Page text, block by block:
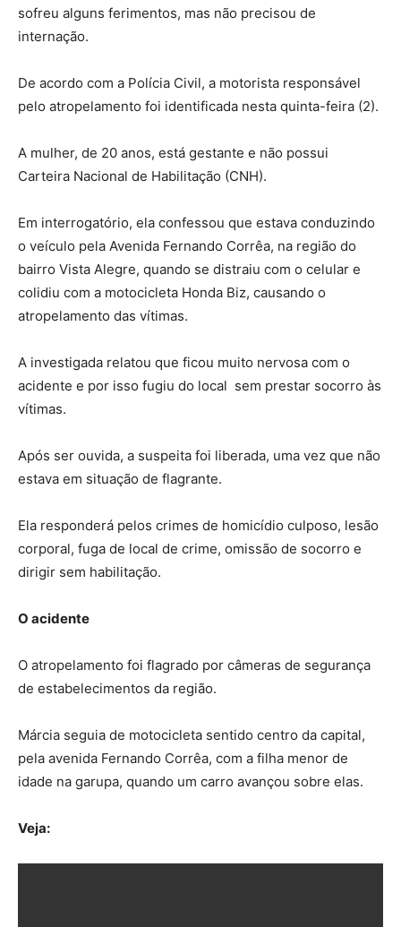
sofreu alguns ferimentos, mas não precisou de
internação.
De acordo com a Polícia Civil, a motorista responsável
pelo atropelamento foi identificada nesta quinta-feira (2).
A mulher, de 20 anos, está gestante e não possui
Carteira Nacional de Habilitação (CNH).
Em interrogatório, ela confessou que estava conduzindo
o veículo pela Avenida Fernando Corrêa, na região do
bairro Vista Alegre, quando se distraiu com o celular e
colidiu com a motocicleta Honda Biz, causando o
atropelamento das vítimas.
A investigada relatou que ficou muito nervosa com o
acidente e por isso fugiu do local sem prestar socorro às
vítimas.
Após ser ouvida, a suspeita foi liberada, uma vez que não
estava em situação de flagrante.
Ela responderá pelos crimes de homicídio culposo, lesão
corporal, fuga de local de crime, omissão de socorro e
dirigir sem habilitação.
O acidente
O atropelamento foi flagrado por câmeras de segurança
de estabelecimentos da região.
Márcia seguia de motocicleta sentido centro da capital,
pela avenida Fernando Corrêa, com a filha menor de
idade na garupa, quando um carro avançou sobre elas.
Veja: